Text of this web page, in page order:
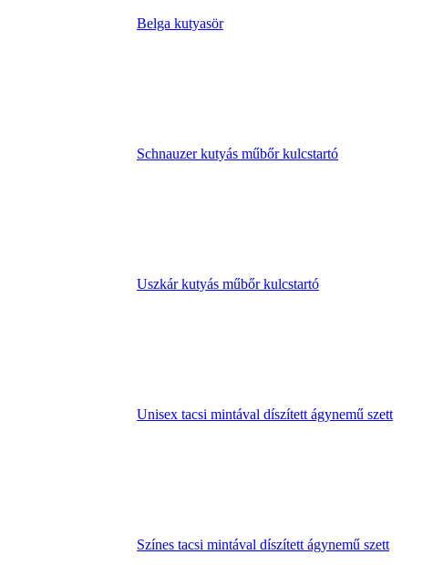
Belga kutyasör
Schnauzer kutyás műbőr kulcstartó
Uszkár kutyás műbőr kulcstartó
Unisex tacsi mintával díszített ágynemű szett
Színes tacsi mintával díszített ágynemű szett